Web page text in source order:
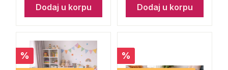
Dodaj u korpu Dodaj u korpu
%
%